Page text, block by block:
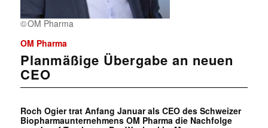
OM Pharma
OM Pharma
Planmäßige Übergabe an neuen
CEO
Roch Ogier trat Anfang Januar als CEO des Schweizer
Biopharmaunternehmens OM Pharma die Nachfolge